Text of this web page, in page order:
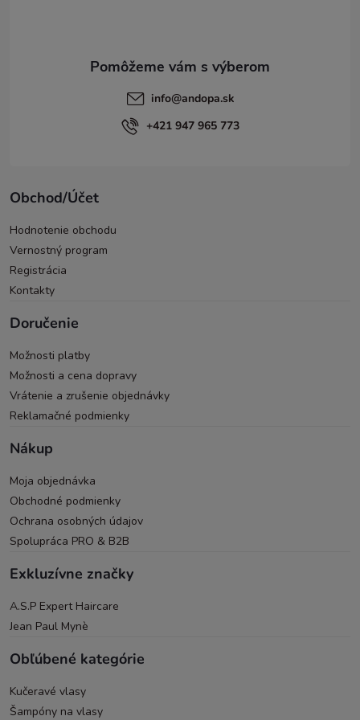
info@andopa.sk
+421 947 965 773
Obchod/Účet
Hodnotenie obchodu
Vernostný program
Registrácia
Kontakty
Doručenie
Možnosti platby
Možnosti a cena dopravy
Vrátenie a zrušenie objednávky
Reklamačné podmienky
Nákup
Moja objednávka
Obchodné podmienky
Ochrana osobných údajov
Spolupráca PRO & B2B
Exkluzívne značky
A.S.P Expert Haircare
Jean Paul Mynè
Obľúbené kategórie
Kučeravé vlasy
Šampóny na vlasy